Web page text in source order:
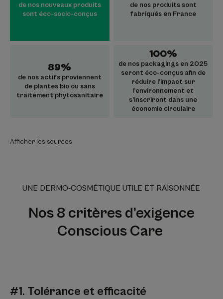
de nos nouveaux produits
sont éco-socio-conçus
de nos produits sont
fabriqués en France
89%
de nos actifs proviennent
de plantes bio ou sans
traitement phytosanitaire
100%
de nos packagings en 2025
seront éco-conçus afin de
réduire l’impact sur
l’environnement et
s’inscriront dans une
économie circulaire
Afficher les sources
UNE DERMO-COSMÉTIQUE UTILE ET RAISONNÉE
Nos 8 critères d’exigence
Conscious Care
#1. Tolérance et efficacité